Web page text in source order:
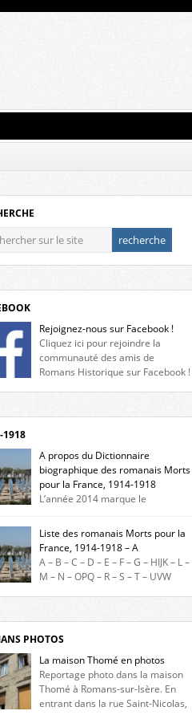
Rejoignez-nous sur Facebook !
Cliquez ici pour rejoindre la
communauté des amis de
Romans Historique sur Facebook !
1918
A propos du Dictionnaire
biographique des romanais Morts
pour la France, 1914-1918
L’année 2014 marque le
du début de la Première Guerre
et ce dictionnaire biographique veut
hommage aux romanais Morts pour la
durant ce conflit. La base de cette
historique est constituée des noms
sur les plaques commémoratives de
de Ville, du lycée du Dauphiné et du lycée
Liste des romanais Morts pour la
France, 1914-1918 – A
A – B – C – D – E – F – G – HIJK – L –
M – N – OPQ – R – S – T – UVW
lettre. Liste des romanais […]
PHOTOS
La maison Thomé en photos
Reportage photo dans la maison
Thomé à Romans-sur-Isère. En
entrant dans la rue Saint-Nicolas,